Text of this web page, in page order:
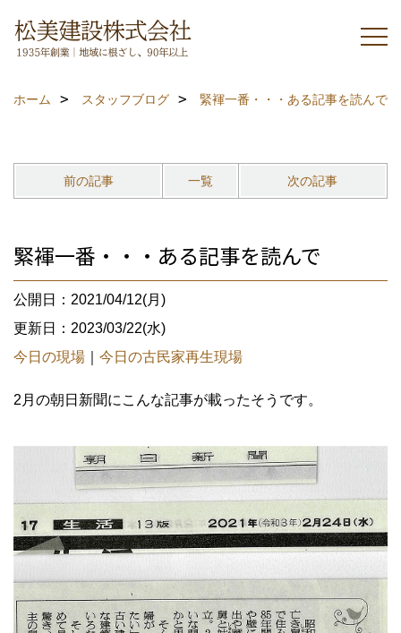
ホーム スタッフブログ 緊褌一番・・・ある記事を読んで
前の記事 一覧 次の記事
緊褌一番・・・ある記事を読んで
公開日：2021/04/12(月)
更新日：2023/03/22(水)
今日の現場
今日の古民家再生現場
2月の朝日新聞にこんな記事が載ったそうです。